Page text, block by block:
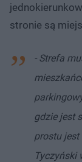
stronie są
- Strefa
gdzie jest
prostu jest
Tyczyński